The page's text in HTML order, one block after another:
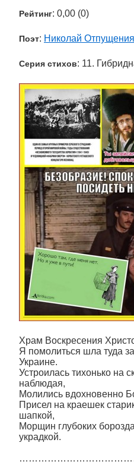
Рейтинг: 0,00 (0)
Поэт: Николай Отпущения
Серия стихов: 11.
Храм Воскресения
Я помолиться шла туда
Украине.
Устроилась тихонько на
наблюдая,
Молились вдохновенно
Присел на краешек
шапкой,
Морщин глубоких
украдкой.